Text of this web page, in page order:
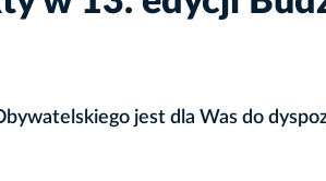
jest dla Was do